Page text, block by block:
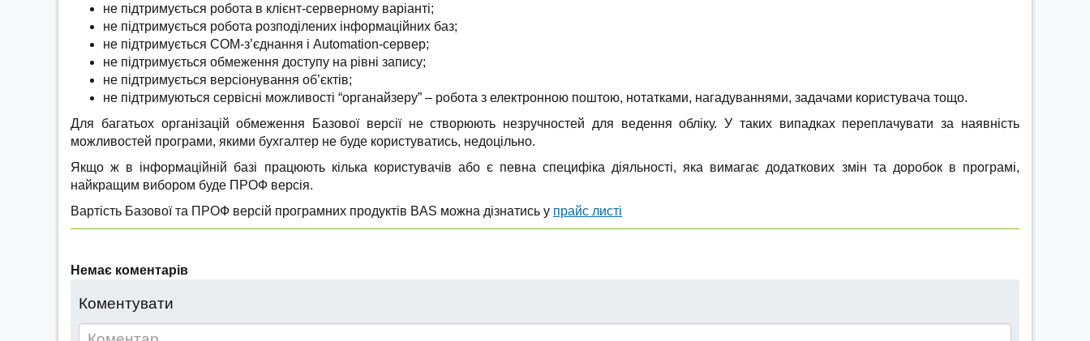
не підтримується робота в клієнт-серверному варіанті;
не підтримується робота розподілених інформаційних баз;
не підтримується СОМ-з’єднання і Automation-сервер;
не підтримується обмеження доступу на рівні запису;
не підтримується версіонування об’єктів;
не підтримуються сервісні можливості “органайзеру” – робота з електронною поштою, нотатками, нагадуваннями, задачами користувача тощо.
Для багатьох організацій обмеження Базової версії не створюють незручностей для ведення обліку. У таких випадках переплачувати за наявність
можливостей програми, якими бухгалтер не буде користуватись, недоцільно.
Якщо ж в інформаційній базі працюють кілька користувачів або є певна специфіка діяльності, яка вимагає додаткових змін та доробок в програмі,
найкращим вибором буде ПРОФ версія.
Вартість Базової та ПРОФ версій програмних продуктів BAS можна дізнатись у прайс листі
Немає коментарів
Коментувати